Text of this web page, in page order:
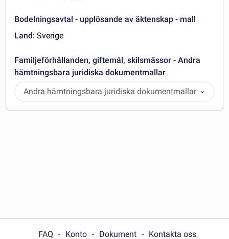
Bodelningsavtal - upplösande av äktenskap - mall
Land: Sverige
Familjeförhållanden, giftemål, skilsmässor - Andra
hämtningsbara juridiska dokumentmallar
Andra hämtningsbara juridiska dokumentmallar
FAQ Konto Dokument Kontakta oss